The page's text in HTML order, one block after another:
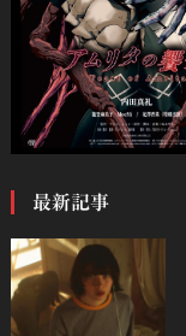
最新記事